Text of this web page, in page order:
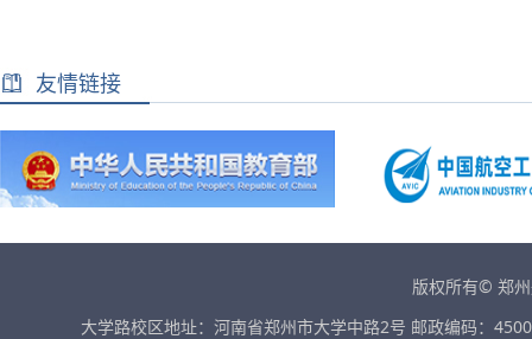
友情链接
版权所有© 郑
大学路校区地址：河南省郑州市大学中路2号 邮政编码：